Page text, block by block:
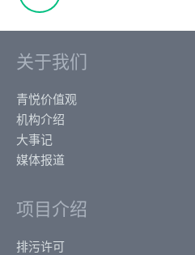
关于我们
青悦价值观
机构介绍
大事记
媒体报道
项目介绍
排污许可